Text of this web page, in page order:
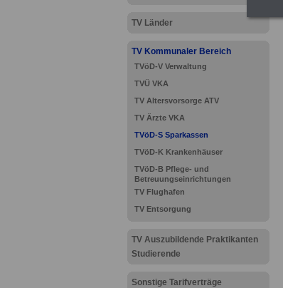
TV Länder
TV Kommunaler Bereich
TVöD-V Verwaltung
TVÜ VKA
TV Altersvorsorge ATV
TV Ärzte VKA
TVöD-S Sparkassen
TVöD-K Krankenhäuser
TVöD-B Pflege- und
Betreuungseinrichtungen
TV Flughafen
TV Entsorgung
TV Auszubildende Praktikanten
Studierende
Sonstige Tarifverträge